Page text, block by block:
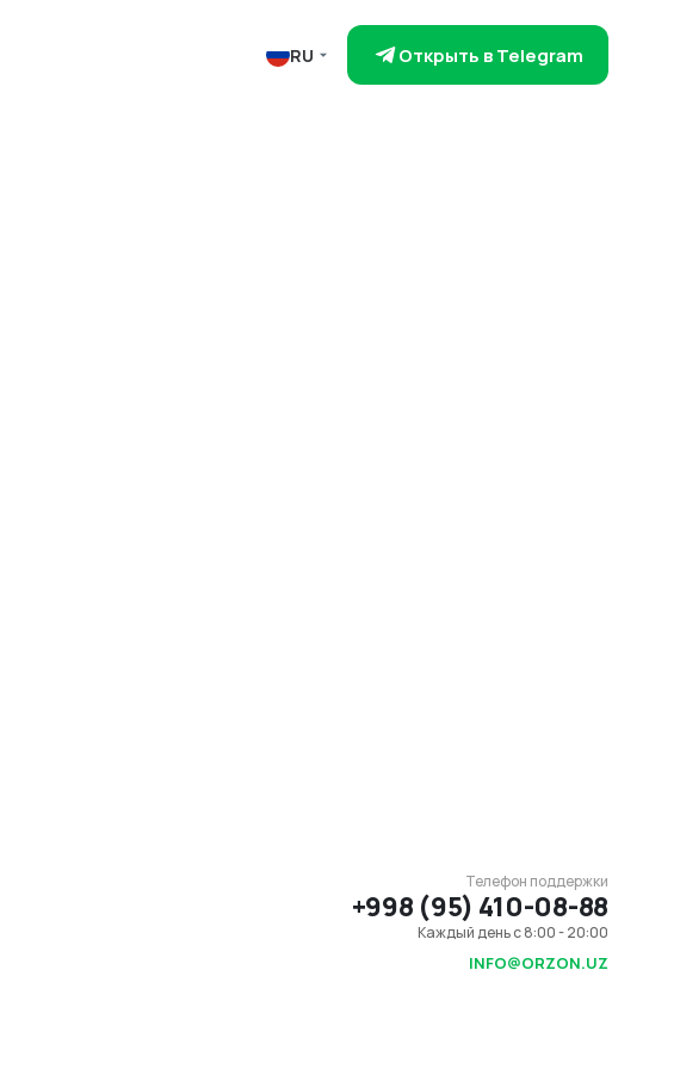
RU Открыть в Telegram
Телефон поддержки
+998 (95) 410-08-88
Каждый день с 8:00 - 20:00
INFO@ORZON.UZ